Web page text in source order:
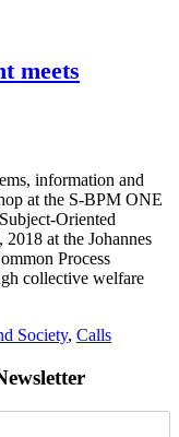
meets
information and
at the S-BPM ONE
Oriented
at the Johannes
Process
collective welfare
Society, Calls